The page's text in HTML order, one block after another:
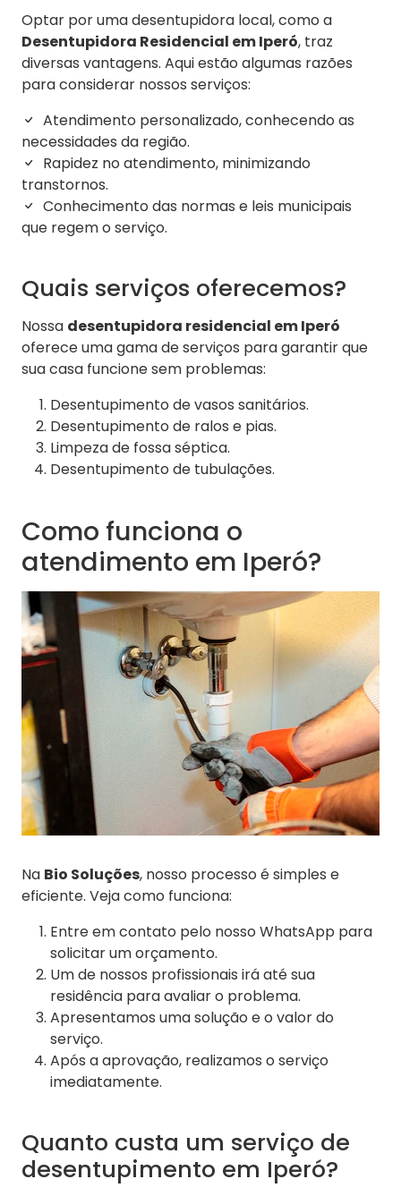
Optar por uma desentupidora local, como a
Desentupidora Residencial em Iperó, traz
diversas vantagens. Aqui estão algumas razões
para considerar nossos serviços:
Atendimento personalizado, conhecendo as
necessidades da região.
Rapidez no atendimento, minimizando
transtornos.
Conhecimento das normas e leis municipais
que regem o serviço.
Quais serviços oferecemos?
Nossa desentupidora residencial em Iperó
oferece uma gama de serviços para garantir que
sua casa funcione sem problemas:
Desentupimento de vasos sanitários.
Desentupimento de ralos e pias.
Limpeza de fossa séptica.
Desentupimento de tubulações.
Como funciona o
atendimento em Iperó?
Na Bio Soluções, nosso processo é simples e
eficiente. Veja como funciona:
Entre em contato pelo nosso WhatsApp para
solicitar um orçamento.
Um de nossos profissionais irá até sua
residência para avaliar o problema.
Apresentamos uma solução e o valor do
serviço.
Após a aprovação, realizamos o serviço
imediatamente.
Quanto custa um serviço de
desentupimento em Iperó?